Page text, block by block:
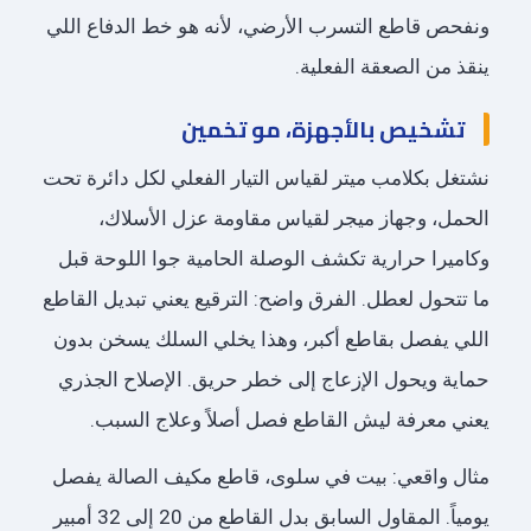
ونفحص قاطع التسرب الأرضي، لأنه هو خط الدفاع اللي
ينقذ من الصعقة الفعلية.
تشخيص بالأجهزة، مو تخمين
نشتغل بكلامب ميتر لقياس التيار الفعلي لكل دائرة تحت
الحمل، وجهاز ميجر لقياس مقاومة عزل الأسلاك،
وكاميرا حرارية تكشف الوصلة الحامية جوا اللوحة قبل
ما تتحول لعطل. الفرق واضح: الترقيع يعني تبديل القاطع
اللي يفصل بقاطع أكبر، وهذا يخلي السلك يسخن بدون
حماية ويحول الإزعاج إلى خطر حريق. الإصلاح الجذري
يعني معرفة ليش القاطع فصل أصلاً وعلاج السبب.
مثال واقعي: بيت في سلوى، قاطع مكيف الصالة يفصل
يومياً. المقاول السابق بدل القاطع من 20 إلى 32 أمبير